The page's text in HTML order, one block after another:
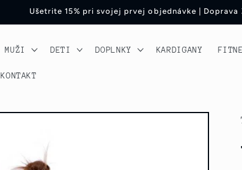
Ušetrite 15% pri svojej prvej objednávke |
MUŽI DETI DOPLNKY KARDIGANY
KONTAKT